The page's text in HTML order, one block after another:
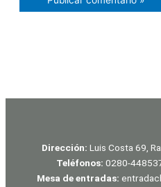
Dirección: Luis Costa 69,
Teléfonos: 0280-
Mesa de entradas: